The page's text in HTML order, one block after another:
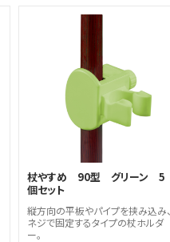
杖やすめ 90型 グリーン 5
個セット
縦方向の平板やパイプを挟み込み、
ネジで固定するタイプの杖ホルダ
ー。